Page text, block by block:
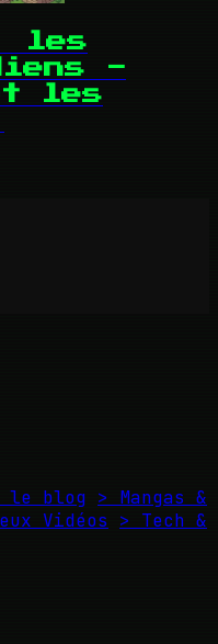
: les
-
les
le blog > Mangas &
Vidéos
> Tech &